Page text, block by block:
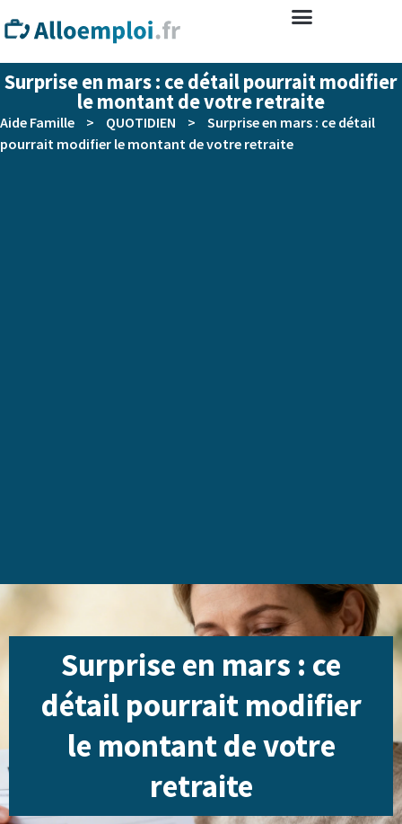
Surprise en mars : ce détail pourrait modifier
le montant de votre retraite
Aide Famille > QUOTIDIEN >
Surprise en mars : ce détail
pourrait modifier le montant de votre retraite
Surprise en mars : ce
détail pourrait modifier
le montant de votre
retraite